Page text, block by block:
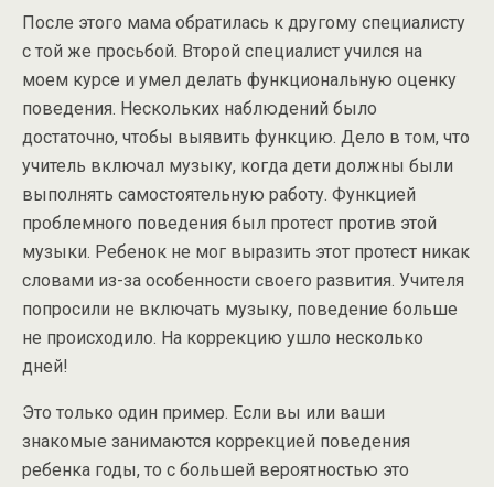
После этого мама обратилась к другому специалисту
с той же просьбой. Второй специалист учился на
моем курсе и умел делать функциональную оценку
поведения. Нескольких наблюдений было
достаточно, чтобы выявить функцию. Дело в том, что
учитель включал музыку, когда дети должны были
выполнять самостоятельную работу. Функцией
проблемного поведения был протест против этой
музыки. Ребенок не мог выразить этот протест никак
словами из-за особенности своего развития. Учителя
попросили не включать музыку, поведение больше
не происходило. На коррекцию ушло несколько
дней!
Это только один пример. Если вы или ваши
знакомые занимаются коррекцией поведения
ребенка годы, то с большей вероятностью это